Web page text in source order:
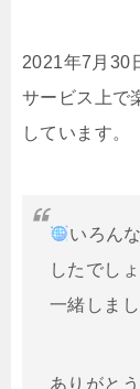
2021年7月30
サービス上で
しています。
いろん
したでし
一緒しまし
ありがと